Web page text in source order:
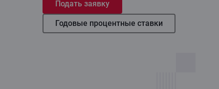
Подать заявку
Годовые процентные ставки